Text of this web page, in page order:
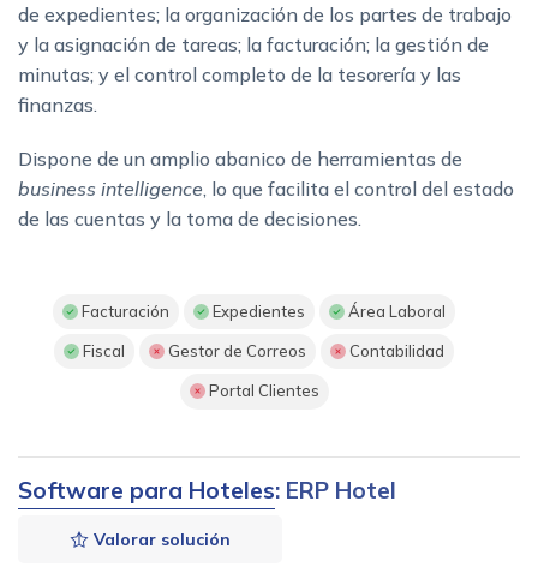
de expedientes; la organización de los partes de trabajo
y la asignación de tareas; la facturación; la gestión de
minutas; y el control completo de la tesorería y las
finanzas.
Dispone de un amplio abanico de herramientas de
business intelligence , lo que facilita el control del estado
de las cuentas y la toma de decisiones.
Facturación Expedientes Área Laboral
Fiscal Gestor de Correos Contabilidad
Portal Clientes
Software para Hoteles: ERP Hotel
Valorar solución